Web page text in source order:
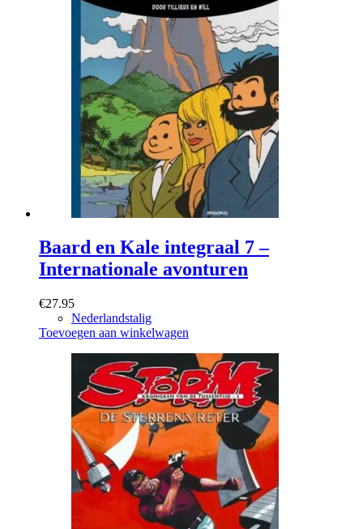
Baard en Kale integraal 7 –
Internationale avonturen
€27.95
Nederlandstalig
Toevoegen aan winkelwagen